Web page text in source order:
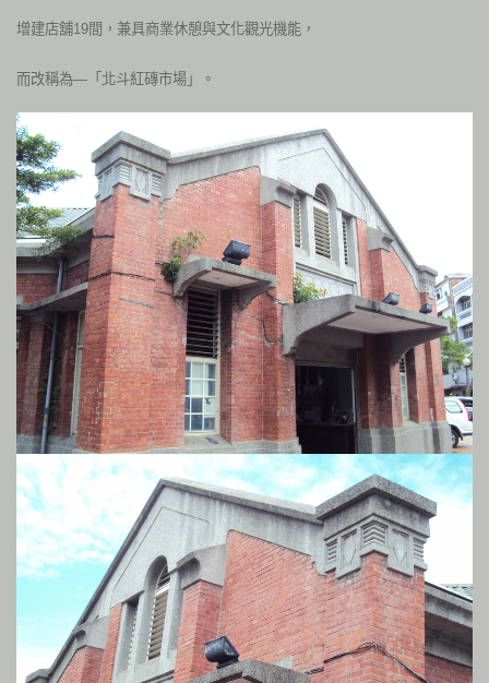
增建店舖19間，兼具商業休憩與文化觀光機能，
而改稱為—「北斗紅磚市場」。